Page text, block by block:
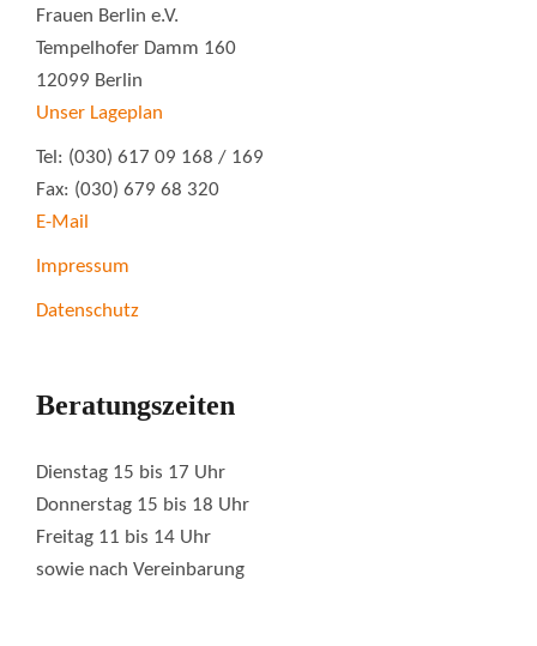
Frauen Berlin e.V.
Tempelhofer Damm 160
12099 Berlin
Unser Lageplan
Tel: (030) 617 09 168 / 169
Fax: (030) 679 68 320
E-Mail
Impressum
Datenschutz
Beratungszeiten
Dienstag 15 bis 17 Uhr
Donnerstag 15 bis 18 Uhr
Freitag 11 bis 14 Uhr
sowie nach Vereinbarung